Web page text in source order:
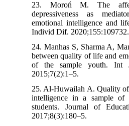
23. Moroń M. The
depressiveness as
emotional intelligence and
Individ Dif.
24. Manhas S, Sharma A,
between quality of life and
of the sample youth.
2015;7(2):1–5.
25. Al-Huwailah A. Quality
intelligence in a sample
students. Journal of
2017;8(3):180–5.